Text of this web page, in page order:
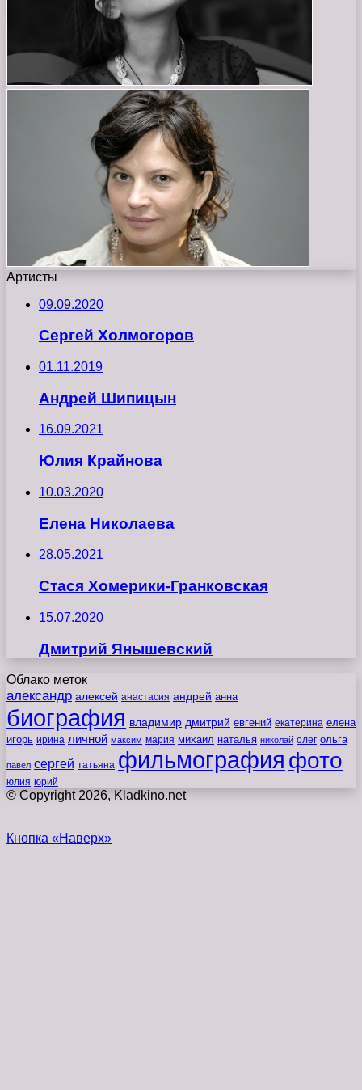
Артисты
09.09.2020
Сергей Холмогоров
01.11.2019
Андрей Шипицын
16.09.2021
Юлия Крайнова
10.03.2020
Елена Николаева
28.05.2021
Стася Хомерики-Гранковская
15.07.2020
Дмитрий Янышевский
Облако меток
александр алексей анастасия андрей анна
биография владимир дмитрий евгений екатерина елена
игорь ирина личной максим мария михаил наталья николай олег ольга
павел сергей татьяна фильмография фото
юлия юрий
© Copyright 2026, Kladkino.net
Кнопка «Наверх»